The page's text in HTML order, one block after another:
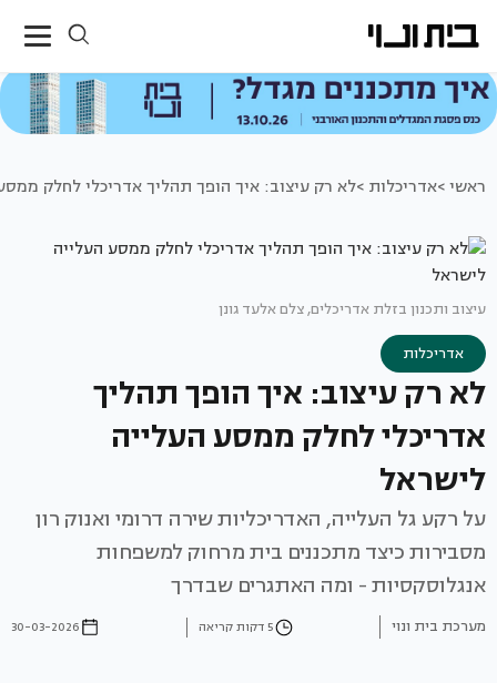
ראשי >אדריכלות >לא רק עיצוב: איך הופך תהליך אדריכלי לחלק
עיצוב ותכנון בזלת אדריכלים, צלם אלעד גונן
אדריכלות
לא רק עיצוב: איך הופך תהליך
אדריכלי לחלק ממסע העלייה
לישראל
על רקע גל העלייה, האדריכליות שירה דרומי ואנוק רון
מסבירות כיצד מתכננים בית מרחוק למשפחות
אנגלוסקסיות - ומה האתגרים שבדרך
מערכת בית ונוי 5 דקות קריאה 30-03-2026